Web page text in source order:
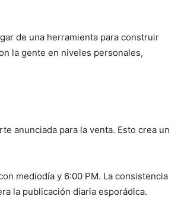
de una herramienta para construir
la gente en niveles personales,
anunciada para la venta. Esto crea un
mediodía y 6:00 PM. La consistencia
la publicación diaria esporádica.